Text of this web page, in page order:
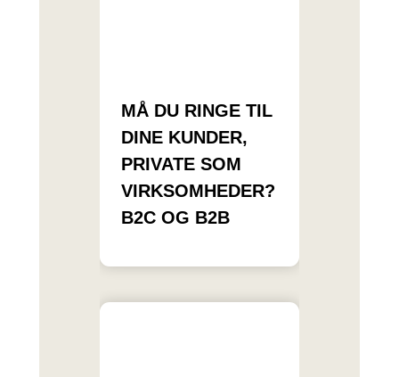
MÅ DU RINGE TIL
DINE KUNDER,
PRIVATE SOM
VIRKSOMHEDER?
B2C OG B2B